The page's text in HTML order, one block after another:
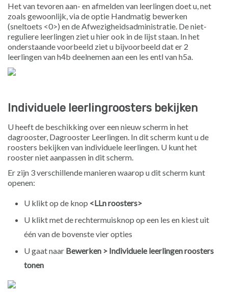
Het van tevoren aan- en afmelden van leerlingen doet u, net
zoals gewoonlijk, via de optie Handmatig bewerken
(sneltoets <0>) en de Afwezigheidsadministratie. De niet-
reguliere leerlingen ziet u hier ook in de lijst staan. In het
onderstaande voorbeeld ziet u bijvoorbeeld dat er 2
leerlingen van h4b deelnemen aan een les entl van h5a.
Individuele leerlingroosters bekijken
U heeft de beschikking over een nieuw scherm in het
dagrooster, Dagrooster Leerlingen. In dit scherm kunt u de
roosters bekijken van individuele leerlingen. U kunt het
rooster niet aanpassen in dit scherm.
Er zijn 3 verschillende manieren waarop u dit scherm kunt
openen:
U klikt op de knop <LLn roosters>
U klikt met de rechtermuisknop op een les en kiest uit
één van de bovenste vier opties
U gaat naar Bewerken > Individuele leerlingen roosters
tonen